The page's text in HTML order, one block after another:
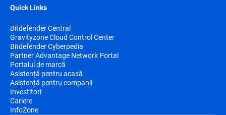
Quick Links
Bitdefender Central
Gravityzone Cloud Control Center
Bitdefender Cyberpedia
Partner Advantage Network Portal
Portalul de marcă
Asistență pentru acasă
Asistență pentru companii
Investitori
Cariere
InfoZone